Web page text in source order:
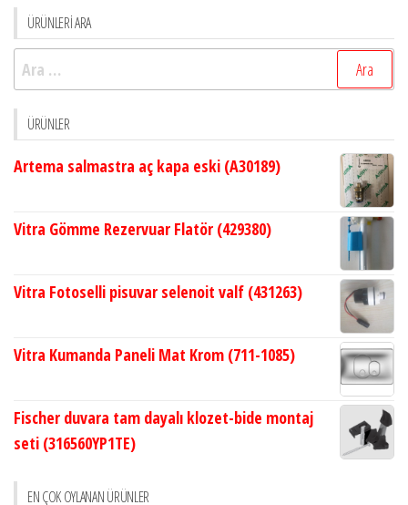
ÜRÜNLERİ ARA
Arama:
ÜRÜNLER
Artema salmastra aç kapa eski (A30189)
Vitra Gömme Rezervuar Flatör (429380)
Vitra Fotoselli pisuvar selenoit valf (431263)
Vitra Kumanda Paneli Mat Krom (711-1085)
Fischer duvara tam dayalı klozet-bide montaj
seti (316560YP1TE)
EN ÇOK OYLANAN ÜRÜNLER